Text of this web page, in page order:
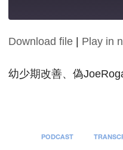
SHARE
LINK
Download file Play in
幼少期改善、偽
PODCAST